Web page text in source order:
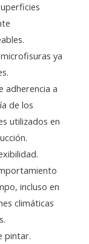
ya
adherencia a
de los
utilizados en
incluso en
climáticas
pintar.